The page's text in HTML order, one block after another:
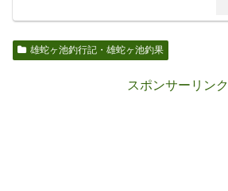
雄蛇ヶ池釣行記・雄蛇ヶ池釣果
スポンサーリンク